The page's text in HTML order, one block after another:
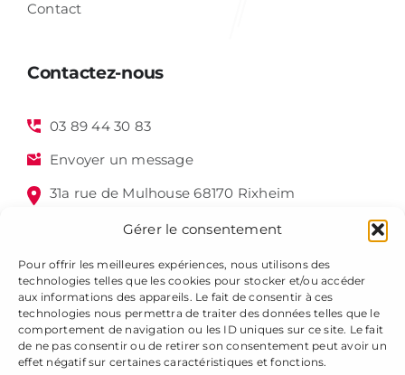
Gérer le consentement
Pour offrir les meilleures expériences, nous utilisons des
technologies telles que les cookies pour stocker et/ou accéder
aux informations des appareils. Le fait de consentir à ces
technologies nous permettra de traiter des données telles que le
comportement de navigation ou les ID uniques sur ce site. Le fait
de ne pas consentir ou de retirer son consentement peut avoir un
effet négatif sur certaines caractéristiques et fonctions.
Contact
Contactez-nous
03 89 44 30 83
Envoyer un message
31a rue de Mulhouse 68170 Rixheim
Alsagraphic 2025 - Tous droits réservés -Mentions légales